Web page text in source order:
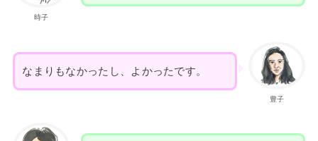
時子
豊子
なまりもなかったし、よかったです。